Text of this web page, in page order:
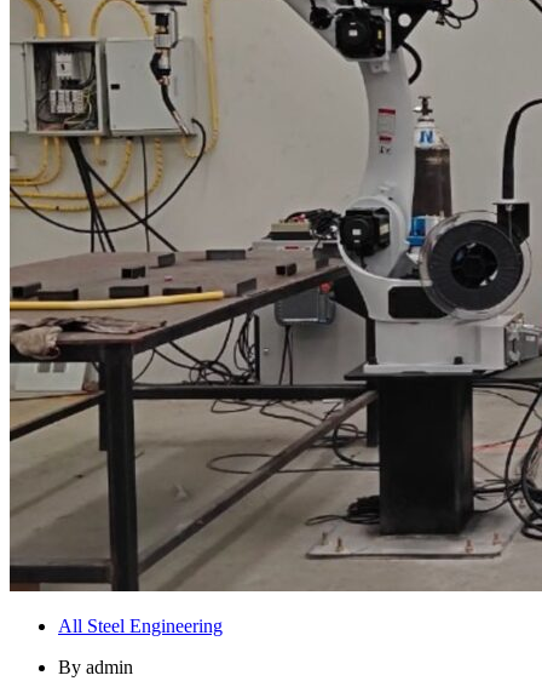
All Steel Engineering
By admin